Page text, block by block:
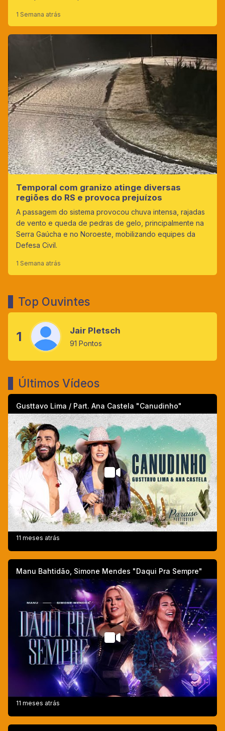
1 Semana atrás
Temporal com granizo atinge diversas
regiões do RS e provoca prejuízos
A passagem do sistema provocou chuva intensa, rajadas
de vento e queda de pedras de gelo, principalmente na
Serra Gaúcha e no Noroeste, mobilizando equipes da
Defesa Civil.
1 Semana atrás
Top Ouvintes
1 Jair Pletsch
91 Pontos
Últimos Vídeos
Gusttavo Lima / Part. Ana Castela "Canudinho"
11 meses atrás
Manu Bahtidão, Simone Mendes "Daqui Pra Sempre"
11 meses atrás